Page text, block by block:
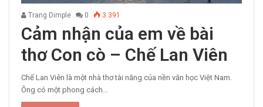
Trang Dimple 0 3.391
Cảm nhận của em về bài
thơ Con cò – Chế Lan Viên
Chế Lan Viên là một nhà thơ tài năng của nền văn học Việt Nam.
Ông có một phong cách…